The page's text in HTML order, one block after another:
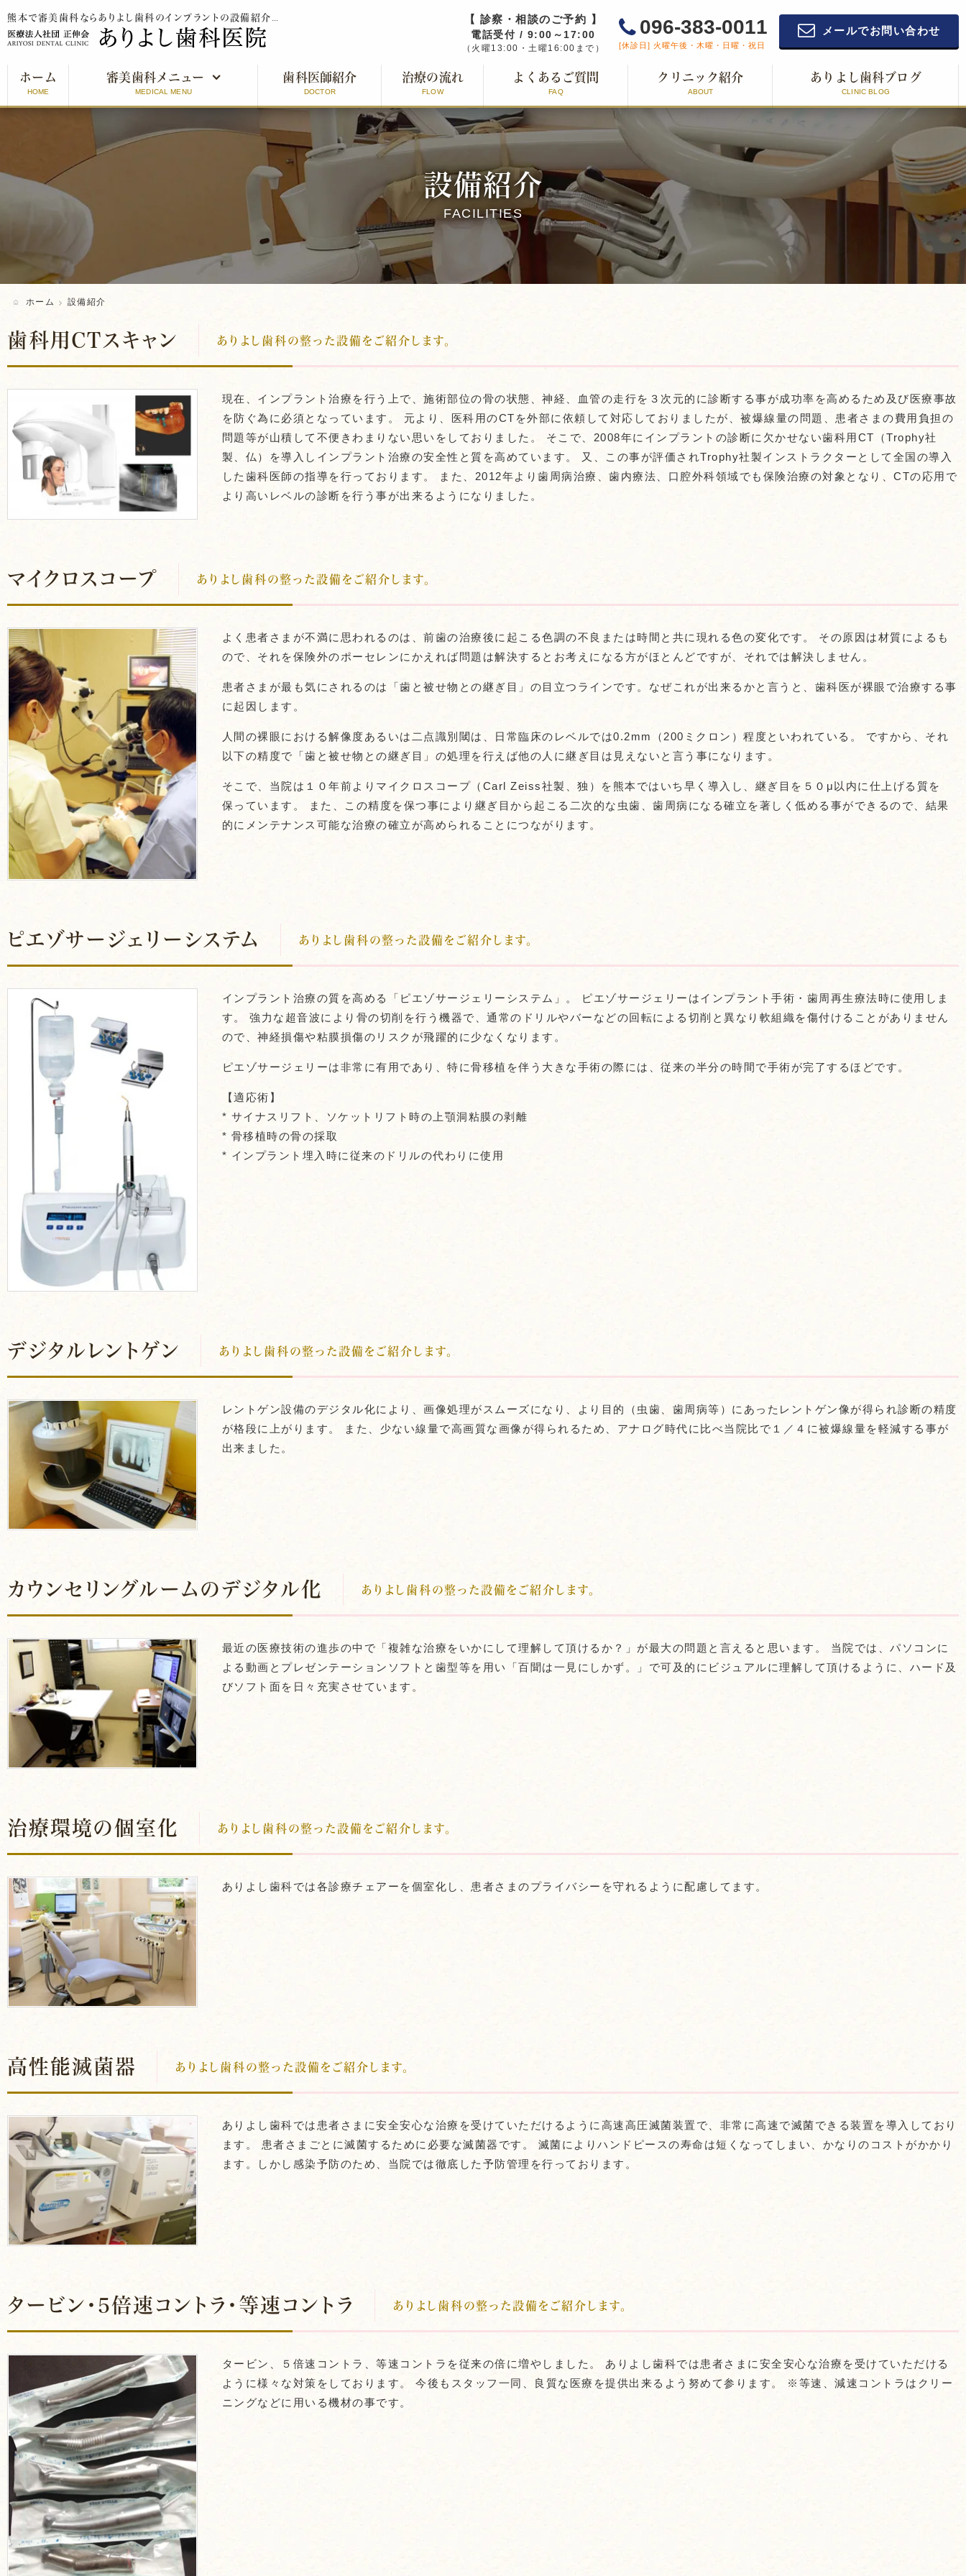
【 診察・相談のご予約 】
電話受付 / 9:00～17:00
（火曜13:00・土曜16:00まで）
096-383-0011
[休診日] 火曜午後・木曜・日曜・祝日
メールでお問い合わせ
ホーム
HOME
審美歯科メニュー
MEDICAL MENU
審美歯科とは
ホワイトニング
アライナー矯正
歯科医師紹介
DOCTOR
治療の流れ
FLOW
よくあるご質問
FAQ
クリニック紹介
ABOUT
ありよし歯科ブログ
CLINIC BLOG
設備紹介
FACILITIES
ホーム 設備紹介
歯科用CTスキャン ありよし歯科の整った設備をご紹介します。
現在、インプラント治療を行う上で、施術部位の骨の状態、神経、血管の走行を３次元的に診断する事が成功率を高めるため及び医療事故
を防ぐ為に必須となっています。 元より、医科用のCTを外部に依頼して対応しておりましたが、被爆線量の問題、患者さまの費用負担の
問題等が山積して不便きわまりない思いをしておりました。 そこで、2008年にインプラントの診断に欠かせない歯科用CT（Trophy社
製、仏）を導入しインプラント治療の安全性と質を高めています。 又、この事が評価されTrophy社製インストラクターとして全国の導入
した歯科医師の指導を行っております。 また、2012年より歯周病治療、歯内療法、口腔外科領域でも保険治療の対象となり、CTの応用で
より高いレベルの診断を行う事が出来るようになりました。
マイクロスコープ ありよし歯科の整った設備をご紹介します。
よく患者さまが不満に思われるのは、前歯の治療後に起こる色調の不良または時間と共に現れる色の変化です。 その原因は材質によるも
ので、それを保険外のポーセレンにかえれば問題は解決するとお考えになる方がほとんどですが、それでは解決しません。
患者さまが最も気にされるのは「歯と被せ物との継ぎ目」の目立つラインです。なぜこれが出来るかと言うと、歯科医が裸眼で治療する事
に起因します。
人間の裸眼における解像度あるいは二点識別閾は、日常臨床のレベルでは0.2mm（200ミクロン）程度といわれている。 ですから、それ
以下の精度で「歯と被せ物との継ぎ目」の処理を行えば他の人に継ぎ目は見えないと言う事になります。
そこで、当院は１０年前よりマイクロスコープ（Carl Zeiss社製、独）を熊本ではいち早く導入し、継ぎ目を５０μ以内に仕上げる質を
保っています。 また、この精度を保つ事により継ぎ目から起こる二次的な虫歯、歯周病になる確立を著しく低める事ができるので、結果
的にメンテナンス可能な治療の確立が高められることにつながります。
ピエゾサージェリーシステム ありよし歯科の整った設備をご紹介します。
インプラント治療の質を高める「ピエゾサージェリーシステム」。 ピエゾサージェリーはインプラント手術・歯周再生療法時に使用しま
す。 強力な超音波により骨の切削を行う機器で、通常のドリルやバーなどの回転による切削と異なり軟組織を傷付けることがありません
ので、神経損傷や粘膜損傷のリスクが飛躍的に少なくなります。
ピエゾサージェリーは非常に有用であり、特に骨移植を伴う大きな手術の際には、従来の半分の時間で手術が完了するほどです。
【適応術】
* サイナスリフト、ソケットリフト時の上顎洞粘膜の剥離
* 骨移植時の骨の採取
* インプラント埋入時に従来のドリルの代わりに使用
デジタルレントゲン ありよし歯科の整った設備をご紹介します。
レントゲン設備のデジタル化により、画像処理がスムーズになり、より目的（虫歯、歯周病等）にあったレントゲン像が得られ診断の精度
が格段に上がります。 また、少ない線量で高画質な画像が得られるため、アナログ時代に比べ当院比で１／４に被爆線量を軽減する事が
出来ました。
カウンセリングルームのデジタル化 ありよし歯科の整った設備をご紹介します。
最近の医療技術の進歩の中で「複雑な治療をいかにして理解して頂けるか？」が最大の問題と言えると思います。 当院では、パソコンに
よる動画とプレゼンテーションソフトと歯型等を用い「百聞は一見にしかず。」で可及的にビジュアルに理解して頂けるように、ハード及
びソフト面を日々充実させています。
治療環境の個室化 ありよし歯科の整った設備をご紹介します。
ありよし歯科では各診療チェアーを個室化し、患者さまのプライバシーを守れるように配慮してます。
高性能滅菌器 ありよし歯科の整った設備をご紹介します。
ありよし歯科では患者さまに安全安心な治療を受けていただけるように高速高圧滅菌装置で、非常に高速で滅菌できる装置を導入しており
ます。 患者さまごとに滅菌するために必要な滅菌器です。 滅菌によりハンドピースの寿命は短くなってしまい、かなりのコストがかかり
ます。しかし感染予防のため、当院では徹底した予防管理を行っております。
タービン・5倍速コントラ・等速コントラ ありよし歯科の整った設備をご紹介します。
タービン、５倍速コントラ、等速コントラを従来の倍に増やしました。 ありよし歯科では患者さまに安全安心な治療を受けていただける
ように様々な対策をしております。 今後もスタッフ一同、良質な医療を提供出来るよう努めて参ります。 ※等速、減速コントラはクリー
ニングなどに用いる機材の事です。